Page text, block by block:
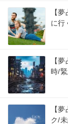
【
に行
【
時/
【
ク/